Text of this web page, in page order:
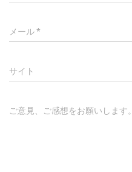
メール*
サイト
ご意見、ご感想をお願いします。